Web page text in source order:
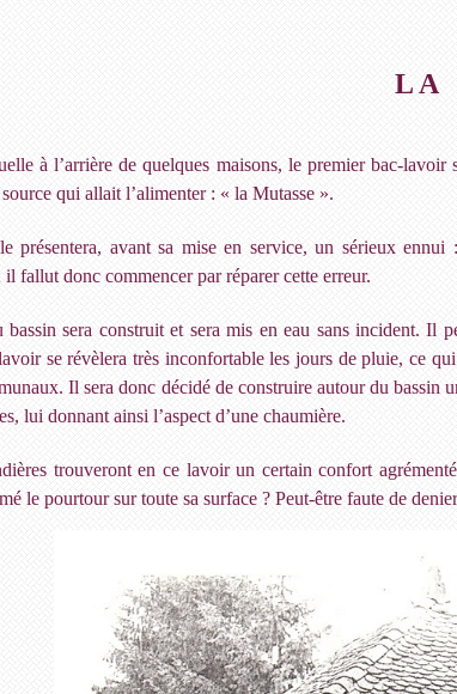
L A
à l’arrière de quelques maisons, le premier bac-
qui allait l’alimenter : « la Mutasse ».
présentera, avant sa mise en service, un sérieux
fallut donc commencer par réparer cette erreur.
bassin sera construit et sera mis en eau sans incident.
se révèlera très inconfortable les jours de pluie, ce
Il sera donc décidé de construire autour du
lui donnant ainsi l’aspect d’une chaumière.
trouveront en ce lavoir un certain confort
le pourtour sur toute sa surface ? Peut-être faute de